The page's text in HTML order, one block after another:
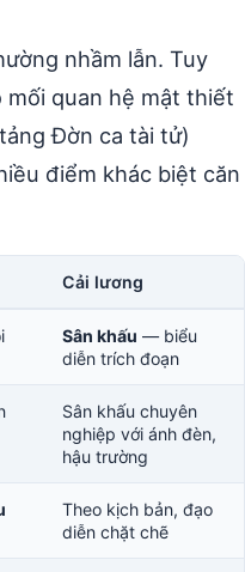
nhầm lẫn. Tuy
quan hệ mật thiết
Đờn ca tài tử)
điểm khác biệt căn
Cải lương
Sân khấu — biểu
diễn trích đoạn
Sân khấu chuyên
nghiệp với ánh đèn,
hậu trường
Theo kịch bản, đạo
diễn chặt chẽ